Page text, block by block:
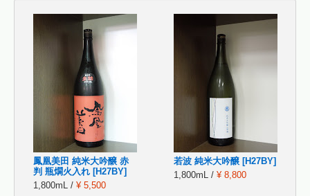
鳳凰美田 純米大吟醸 赤
判 瓶燗火入れ [H27BY]
1,800mL / ¥ 5,500
若波 純米大吟醸 [H27BY]
1,800mL / ¥ 8,800